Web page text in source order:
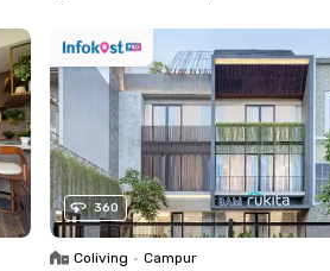
360
Coliving • Campur